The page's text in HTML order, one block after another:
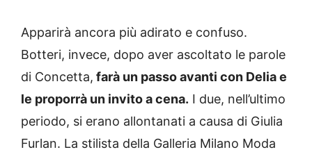
Apparirà ancora più adirato e confuso.
Botteri, invece, dopo aver ascoltato le parole
di Concetta, farà un passo avanti con Delia e
le proporrà un invito a cena. I due, nell’ultimo
periodo, si erano allontanati a causa di Giulia
Furlan. La stilista della Galleria Milano Moda